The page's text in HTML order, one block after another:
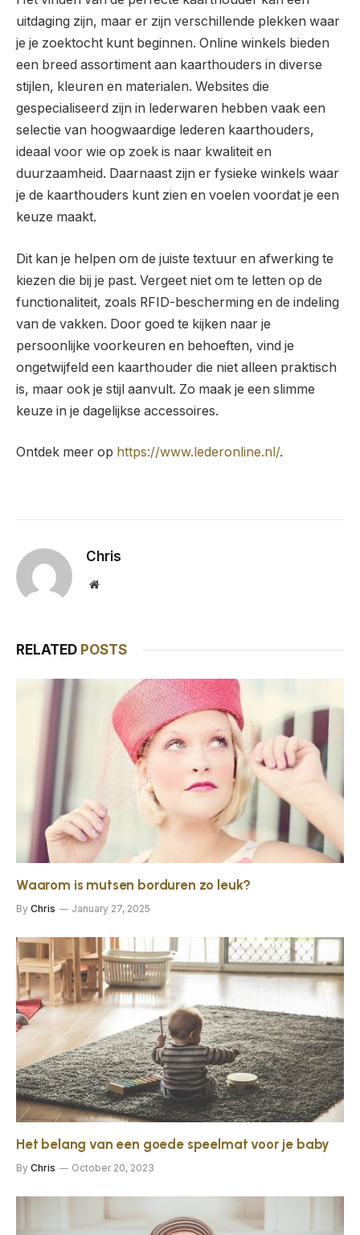
uitdaging zijn, maar er zijn verschillende plekken waar
je je zoektocht kunt beginnen. Online winkels bieden
een breed assortiment aan kaarthouders in diverse
stijlen, kleuren en materialen. Websites die
gespecialiseerd zijn in lederwaren hebben vaak een
selectie van hoogwaardige lederen kaarthouders,
ideaal voor wie op zoek is naar kwaliteit en
duurzaamheid. Daarnaast zijn er fysieke winkels waar
je de kaarthouders kunt zien en voelen voordat je een
keuze maakt.
Dit kan je helpen om de juiste textuur en afwerking te
kiezen die bij je past. Vergeet niet om te letten op de
functionaliteit, zoals RFID-bescherming en de indeling
van de vakken. Door goed te kijken naar je
persoonlijke voorkeuren en behoeften, vind je
ongetwijfeld een kaarthouder die niet alleen praktisch
is, maar ook je stijl aanvult. Zo maak je een slimme
keuze in je dagelijkse accessoires.
Ontdek meer op https://www.lederonline.nl/.
Chris
Website
RELATED POSTS
Waarom is mutsen borduren zo leuk?
By Chris January 27, 2025
Het belang van een goede speelmat voor je baby
By Chris October 20, 2023